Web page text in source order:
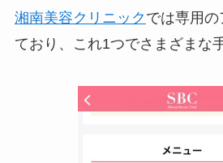
湘南美容クリニック では専用
ており、これ1つでさまざまな